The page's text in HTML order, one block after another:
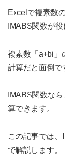
Excelで複素数
IMABS関数が役
複素数「a+bi」
計算だと面倒で
IMABS関数な
算できます。
この記事では、
で解説します。